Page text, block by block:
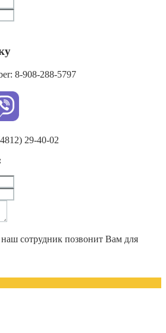
8-908-288-5797
29-40-02
сотрудник позвонит Вам для